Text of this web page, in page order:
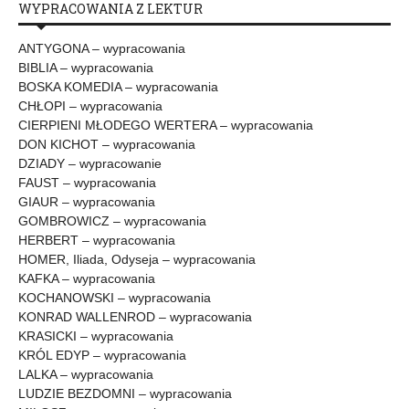
WYPRACOWANIA Z LEKTUR
ANTYGONA – wypracowania
BIBLIA – wypracowania
BOSKA KOMEDIA – wypracowania
CHŁOPI – wypracowania
CIERPIENI MŁODEGO WERTERA – wypracowania
DON KICHOT – wypracowania
DZIADY – wypracowanie
FAUST – wypracowania
GIAUR – wypracowania
GOMBROWICZ – wypracowania
HERBERT – wypracowania
HOMER, Iliada, Odyseja – wypracowania
KAFKA – wypracowania
KOCHANOWSKI – wypracowania
KONRAD WALLENROD – wypracowania
KRASICKI – wypracowania
KRÓL EDYP – wypracowania
LALKA – wypracowania
LUDZIE BEZDOMNI – wypracowania